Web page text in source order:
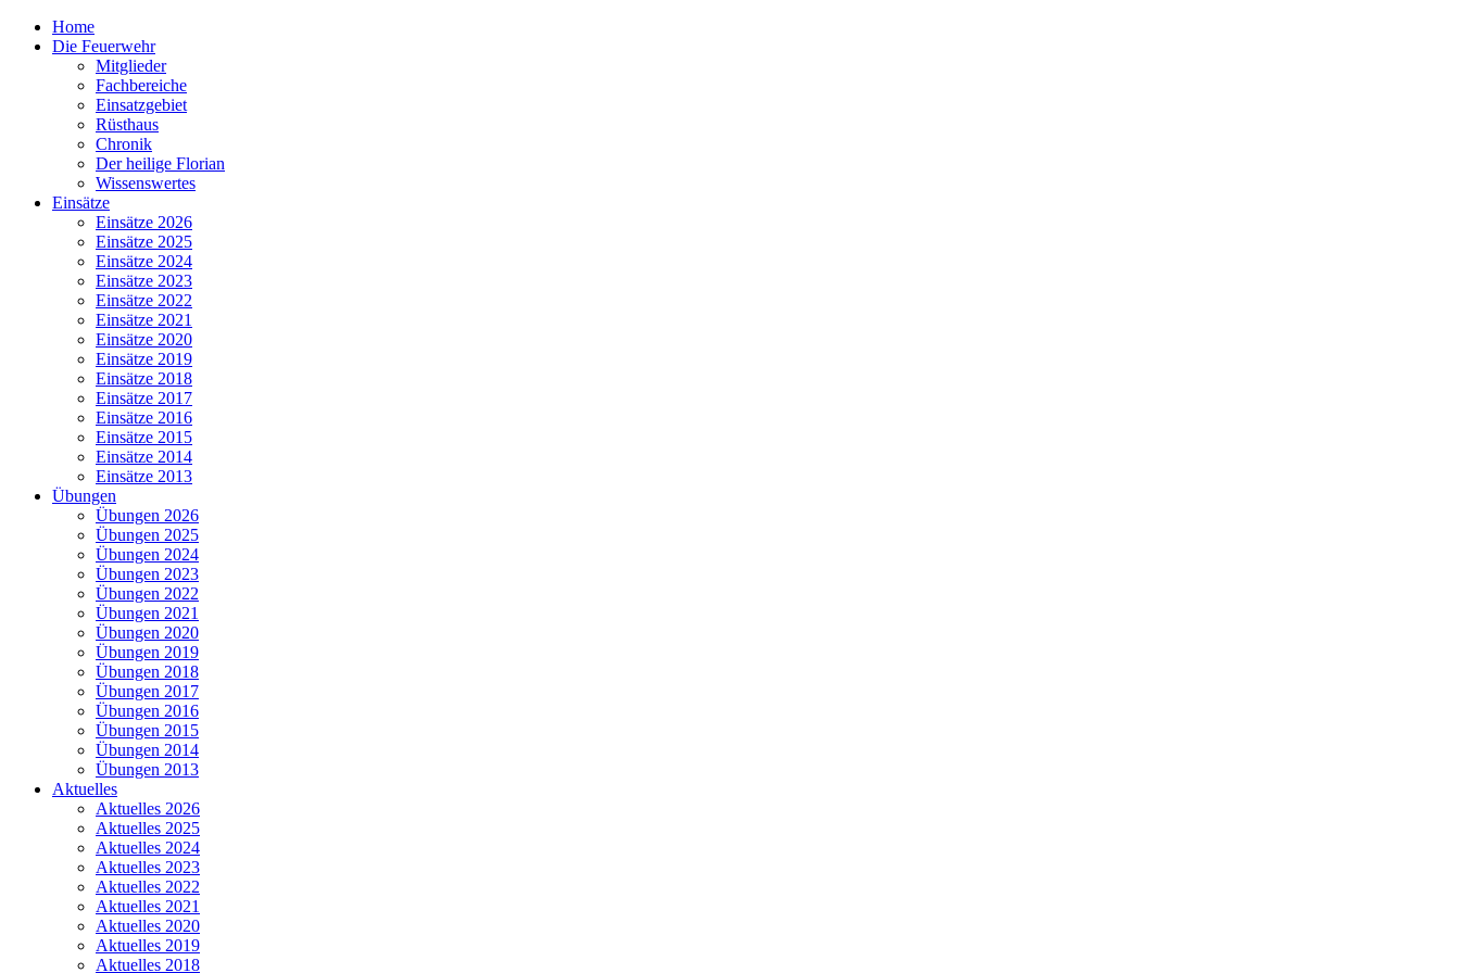
Home
Die Feuerwehr
Mitglieder
Fachbereiche
Einsatzgebiet
Rüsthaus
Chronik
Der heilige Florian
Wissenswertes
Einsätze
Einsätze 2026
Einsätze 2025
Einsätze 2024
Einsätze 2023
Einsätze 2022
Einsätze 2021
Einsätze 2020
Einsätze 2019
Einsätze 2018
Einsätze 2017
Einsätze 2016
Einsätze 2015
Einsätze 2014
Einsätze 2013
Übungen
Übungen 2026
Übungen 2025
Übungen 2024
Übungen 2023
Übungen 2022
Übungen 2021
Übungen 2020
Übungen 2019
Übungen 2018
Übungen 2017
Übungen 2016
Übungen 2015
Übungen 2014
Übungen 2013
Aktuelles
Aktuelles 2026
Aktuelles 2025
Aktuelles 2024
Aktuelles 2023
Aktuelles 2022
Aktuelles 2021
Aktuelles 2020
Aktuelles 2019
Aktuelles 2018